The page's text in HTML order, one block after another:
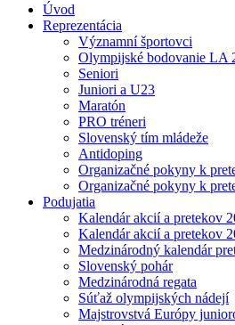
Úvod
Reprezentácia
Významní športovci
Olympijské bodovanie LA
Seniori
Juniori a U23
Maratón
PRO tréneri
Slovenský tím mládeže
Antidoping
Organizačné pokyny k
Organizačné pokyny k
Podujatia
Kalendár akcií a pretekov
Kalendár akcií a pretekov
Medzinárodný kalendár
Slovenský pohár
Medzinárodná regata
Súťaž olympijských nádejí
Majstrovstvá Európy